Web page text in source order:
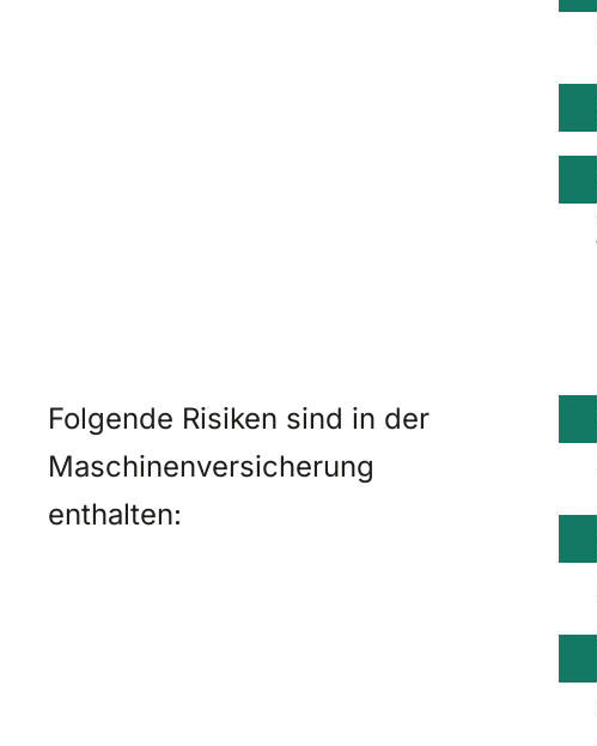
Folgende Risiken sind in der
Maschinenversicherung
enthalten: